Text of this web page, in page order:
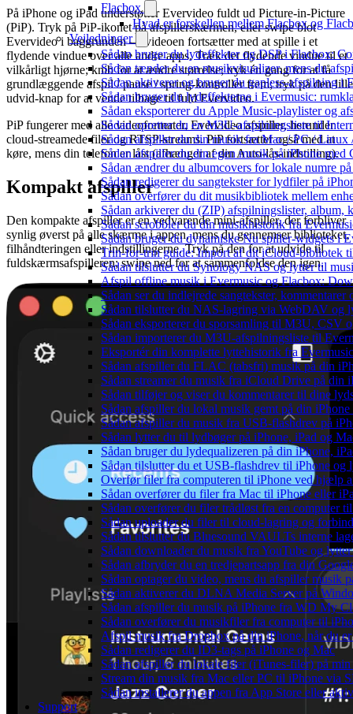
Flacbox
Hvad er forskellen mellem Flacbox og
Vejledninger
Sådan bruger du lydeffekter og DSP i Flacbox:
Sådan tænder du en musikvisualizer, mens du
Sådan aktiverer og bruger du gapless-afspilning i
Sådan bruger du lydeffekterne i Evermusic:
Sådan eksporterer du Apple Music-playlister og
Sådan opretter du en M3U-afspilningsliste til
Sådan afspiller du din musik fra Mac / PC /
Sådan afspiller du din egen musik på iPhone med
Sådan ændrer du albumcovers for lokale numre
Sådan redigerer du sangtekster for lydfiler på
Sådan overfører du dit musikbibliotek mellem
Sådan arkiverer du (ZIP) afspilningslister, album,
Sådan scrobbler du din musikhistorik fra
Sådan bruger du dynamiske Nu spiller-widgets i
Trin-for-trin guide: Import af dit iCloud-bibliotek
Sådan tilslutter du Synology NAS og lytter til
Afspil offline musik i Evermusic og Flacbox:
Sådan ser du indlejrede sangtekster,
Sådan tilslutter du NAS-lagring via WebDAV og
Sådan eksporterer du sporsamling til M3U, CSV
Sådan importerer du M3U-afspilningsliste til
Eksportér din komplette lyttehistorik fra
Sådan afspiller du FLAC (tabsfri) musik på din
Sådan streamer du musik fra iCloud Drive på din
Sådan tilføjer og viser du kommentarer til dine
Sådan afspiller du lokal musik gemt på din
Sådan afspiller du musik fra USB-flashdrev på
Sådan lytter du til lydbøger på iPhone, iPad og
Sådan bruger du lydequalizeren på din iPhone,
Sådan tilslutter du et USB-flashdrev til iPhone
Overfør filer fra computeren til iPhone ved hjælp
Sådan overfører du filer fra Mac til iPhone eller
Sådan overfører du filer trådløst fra en computer
Sådan uploader du filer til cloud-lagring og
Sådan tilslutter du Bluesound VAULTs interne
Sådan downloader du musik fra YouTube og
Sådan afbryder du en tredjepartsapp fra din
Sådan optager du video, mens du afspiller musik
Sådan aktiverer du DLNA Media Server på
Sådan afspiller du musik på iPhone fra WD My
Sådan overfører du musikfiler fra computer til
Afspil musik fra Dropbox på din iPhone, når du
Sådan redigerer du ID3-tags på iPhone og Mac
Sådan afspiller du lokale filer (iTunes-filer) på min
Stream din musik fra Mac eller PC til iPhone via
Sådan installerer du appen fra App Store eller
Support
På iPhone og iPad understøtter Evervideo fuldt ud Picture-in-Picture
(PiP). Tryk på PiP-ikonet på afspillerskærmen, eller swipe blot
Evervideo i baggrunden — videoen fortsætter med at spille i et
flydende vindue over alle andre apps. Træk det flydende vindue til et
vilkårligt hjørne; knib for at ændre størrelse; tryk én gang for at få
grundlæggende afspil / pause / spring-kontroller frem; tryk på den lille
udvid-knap for at vende tilbage til fuld Evervideo.
PiP fungerer med alle videoformater, Evervideo afspiller, herunder
cloud-streamede filer og RTSP-streams. PiP fortsætter også med at
køre, mens din telefon er låst (afhænger af din Auto-lås-indstilling).
Kompakt afspiller
Den kompakte afspiller er en vedvarende mini-afspiller, der forbliver
synlig øverst på alle skærme i appen, mens du gennemser biblioteket,
filhåndteringen eller indstillingerne. Tryk på den for at udvide til
fuldskærmsafspilleren; swipe ned for at sammenfoldse den igen.